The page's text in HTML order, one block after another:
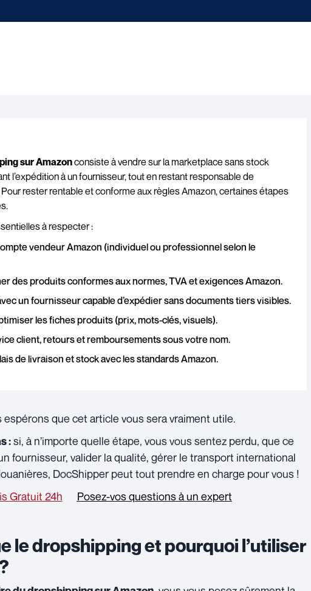
sur Amazonconsiste à vendre sur la marketplace sans stock
l’expédition à un fournisseur, tout en restant responsable de
Pour rester rentable et conforme aux règles Amazon, certaines étapes
à respecter :
vendeur Amazon (individuel ou professionnel selon le
des produits conformes aux normes, TVA et exigences Amazon.
un fournisseur capable d’expédier sans documents tiers visibles.
les fiches produits (prix, mots-clés, visuels).
client, retours et remboursements sous votre nom.
de livraison et stock avec les standards Amazon.
espérons que cet article vous sera vraiment utile.
:si, à n’importe quelle étape, vous vous sentez perdu, que ce
fournisseur, valider la qualité, gérer le transport international
DocShipper peut tout prendre en charge pour vous !
Gratuit 24h
Posez-vos questions à un expert
le dropshipping et pourquoi l’utiliser